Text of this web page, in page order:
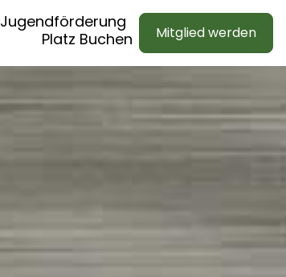
Jugendförderung
Platz Buchen
Mitglied werden